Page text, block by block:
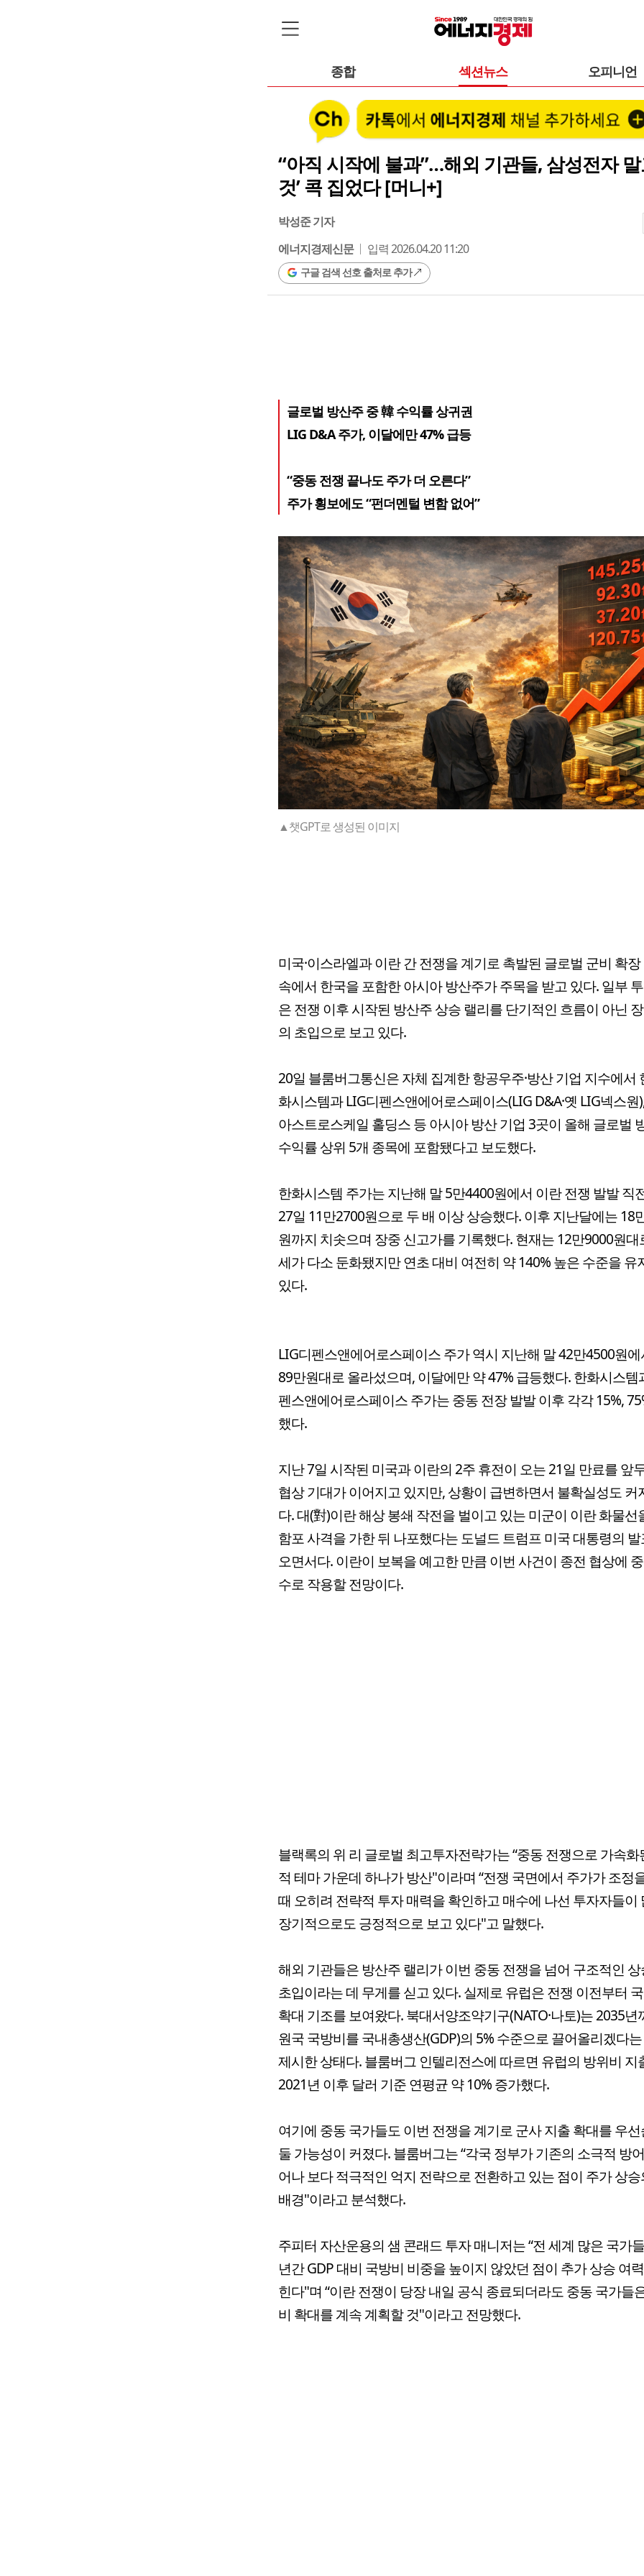
종합 섹션뉴스 오피니언
“아직 시작에 불과”…해외 기관들, 삼성전자 말
것’ 콕 집었다 [머니+]
박성준 기자
에너지경제신문
입력 2026.04.20 11:20
구글 검색 선호 출처로 추가
글로벌 방산주 중 韓 수익률 상귀권
LIG D&A 주가, 이달에만 47% 급등
“중동 전쟁 끝나도 주가 더 오른다”
주가 횡보에도 “펀더멘털 변함 없어”
▲챗GPT로 생성된 이미지
미국·이스라엘과 이란 간 전쟁을 계기로 촉발된 글로벌 군비 확
속에서 한국을 포함한 아시아 방산주가 주목을 받고 있다. 일부
은 전쟁 이후 시작된 방산주 상승 랠리를 단기적인 흐름이 아닌
의 초입으로 보고 있다.
20일 블룸버그통신은 자체 집계한 항공우주·방산 기업 지수에서
화시스템과 LIG디펜스앤에어로스페이스(LIG D&A·옛 LIG넥스원
아스트로스케일 홀딩스 등 아시아 방산 기업 3곳이 올해 글로벌
수익률 상위 5개 종목에 포함됐다고 보도했다.
한화시스템 주가는 지난해 말 5만4400원에서 이란 전쟁 발발 직
27일 11만2700원으로 두 배 이상 상승했다. 이후 지난달에는 18
원까지 치솟으며 장중 신고가를 기록했다. 현재는 12만9000원대
세가 다소 둔화됐지만 연초 대비 여전히 약 140% 높은 수준을 유
있다.
LIG디펜스앤에어로스페이스 주가 역시 지난해 말 42만4500원
89만원대로 올라섰으며, 이달에만 약 47% 급등했다. 한화시스템
펜스앤에어로스페이스 주가는 중동 전장 발발 이후 각각 15%,
했다.
지난 7일 시작된 미국과 이란의 2주 휴전이 오는 21일 만료를 앞
협상 기대가 이어지고 있지만, 상황이 급변하면서 불확실성도 커
다. 대(對)이란 해상 봉쇄 작전을 벌이고 있는 미군이 이란 화물선
함포 사격을 가한 뒤 나포했다는 도널드 트럼프 미국 대통령의
오면서다. 이란이 보복을 예고한 만큼 이번 사건이 종전 협상에
수로 작용할 전망이다.
블랙록의 위 리 글로벌 최고투자전략가는 “중동 전쟁으로 가속화
적 테마 가운데 하나가 방산"이라며 “전쟁 국면에서 주가가 조정
때 오히려 전략적 투자 매력을 확인하고 매수에 나선 투자자들이
장기적으로도 긍정적으로 보고 있다"고 말했다.
해외 기관들은 방산주 랠리가 이번 중동 전쟁을 넘어 구조적인
초입이라는 데 무게를 싣고 있다. 실제로 유럽은 전쟁 이전부터
확대 기조를 보여왔다. 북대서양조약기구(NATO·나토)는 2035년
원국 국방비를 국내총생산(GDP)의 5% 수준으로 끌어올리겠다
제시한 상태다. 블룸버그 인텔리전스에 따르면 유럽의 방위비 지
2021년 이후 달러 기준 연평균 약 10% 증가했다.
여기에 중동 국가들도 이번 전쟁을 계기로 군사 지출 확대를 우
둘 가능성이 커졌다. 블룸버그는 “각국 정부가 기존의 소극적 방
어나 보다 적극적인 억지 전략으로 전환하고 있는 점이 주가 상
배경"이라고 분석했다.
주피터 자산운용의 샘 콘래드 투자 매니저는 “전 세계 많은 국가
년간 GDP 대비 국방비 비중을 높이지 않았던 점이 추가 상승 여
힌다"며 “이란 전쟁이 당장 내일 공식 종료되더라도 중동 국가들
비 확대를 계속 계획할 것"이라고 전망했다.